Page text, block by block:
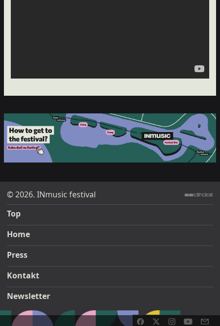
© 2026. INmusic festival
Top
Home
Press
Kontakt
Newsletter
ditdot web design & development